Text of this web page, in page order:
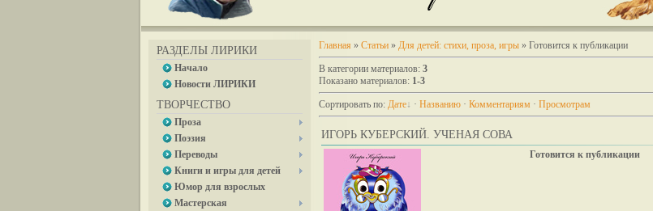
РАЗДЕЛЫ ЛИРИКИ
Начало
Новости ЛИРИКИ
ТВОРЧЕСТВО
Проза
Поэзия
Переводы
Книги и игры для детей
Юмор для взрослых
Мастерская
Главная » Статьи » Для детей: стихи, проза, игры » Готовится к публикации
В категории материалов: 3
Показано материалов: 1-3
Сортировать по: Дате · Названию · Комментариям · Просмотрам
ИГОРЬ КУБЕРСКИЙ. УЧЕНАЯ СОВА
Готовится к публикации